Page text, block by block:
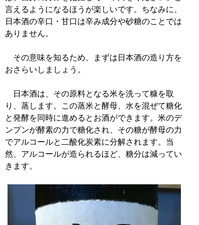
言えるようになるほうが楽しいです。ちなみに、
日本酒の辛口・甘口は辛み成分や砂糖のことでは
ありません。
その意味を知るため、まずは日本酒の造り方を
おさらいしましょう。
日本酒は、その原料となる米を洗って糠を取
り、蒸します。この蒸米と酵母、水を混ぜて糖化
と発酵を同時に進めるとお酒ができます。米のデ
ンプンが酵素の力で糖化され、その糖が酵母の力
でアルコールと二酸化炭素に分解されます。当
然、アルコールが造られるほど、糖分は減ってい
きます。